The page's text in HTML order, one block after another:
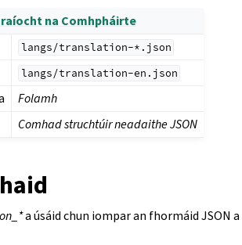
na Comhpháirte
langs/translation-*.json
langs/translation-en.json
Folamh
Comhad struchtúir neadaithe JSON
a úsáid chun iompar an fhormáid JSON a